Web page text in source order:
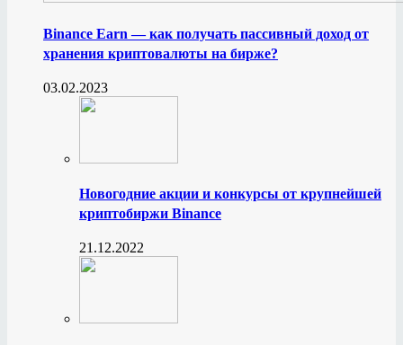
Binance Earn — как получать пассивный доход от
хранения криптовалюты на бирже?
03.02.2023
Новогодние акции и конкурсы от крупнейшей
криптобиржи Binance
21.12.2022